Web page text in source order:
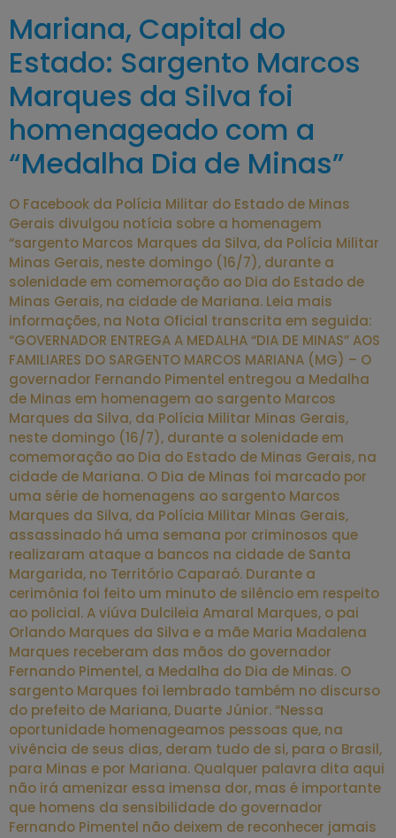
Mariana, Capital do
Estado: Sargento Marcos
Marques da Silva foi
homenageado com a
“Medalha Dia de Minas”
O Facebook da Polícia Militar do Estado de Minas
Gerais divulgou notícia sobre a homenagem
“sargento Marcos Marques da Silva, da Polícia Militar
Minas Gerais, neste domingo (16/7), durante a
solenidade em comemoração ao Dia do Estado de
Minas Gerais, na cidade de Mariana. Leia mais
informações, na Nota Oficial transcrita em seguida:
“GOVERNADOR ENTREGA A MEDALHA “DIA DE MINAS” AOS
FAMILIARES DO SARGENTO MARCOS MARIANA (MG) – O
governador Fernando Pimentel entregou a Medalha
de Minas em homenagem ao sargento Marcos
Marques da Silva, da Polícia Militar Minas Gerais,
neste domingo (16/7), durante a solenidade em
comemoração ao Dia do Estado de Minas Gerais, na
cidade de Mariana. O Dia de Minas foi marcado por
uma série de homenagens ao sargento Marcos
Marques da Silva, da Polícia Militar Minas Gerais,
assassinado há uma semana por criminosos que
realizaram ataque a bancos na cidade de Santa
Margarida, no Território Caparaó. Durante a
cerimônia foi feito um minuto de silêncio em respeito
ao policial. A viúva Dulcileia Amaral Marques, o pai
Orlando Marques da Silva e a mãe Maria Madalena
Marques receberam das mãos do governador
Fernando Pimentel, a Medalha do Dia de Minas. O
sargento Marques foi lembrado também no discurso
do prefeito de Mariana, Duarte Júnior. “Nessa
oportunidade homenageamos pessoas que, na
vivência de seus dias, deram tudo de si, para o Brasil,
para Minas e por Mariana. Qualquer palavra dita aqui
não irá amenizar essa imensa dor, mas é importante
que homens da sensibilidade do governador
Fernando Pimentel não deixem de reconhecer jamais